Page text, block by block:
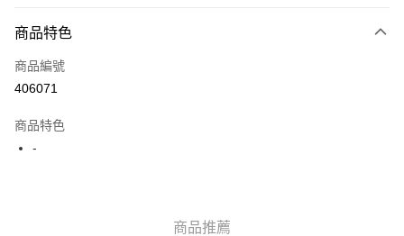
信用卡
Apple Pay
JD京東物流，訂單確認發貨後2-4個工作天送達
商品特色
商品編號
406071
商品特色
-
商品推薦